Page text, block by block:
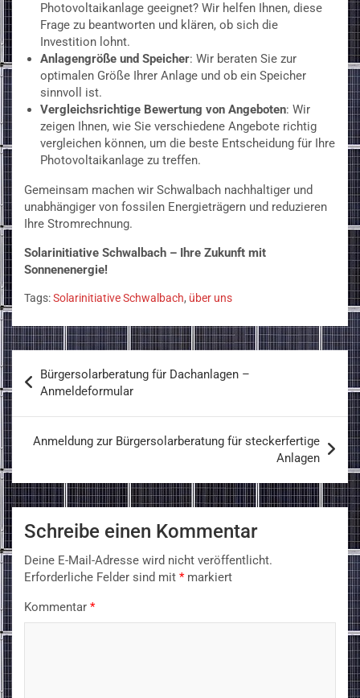
Photovoltaikanlage geeignet? Wir helfen Ihnen, diese
Frage zu beantworten und klären, ob sich die
Investition lohnt.
Anlagengröße und Speicher: Wir beraten Sie zur
optimalen Größe Ihrer Anlage und ob ein Speicher
sinnvoll ist.
Vergleichsrichtige Bewertung von Angeboten: Wir
zeigen Ihnen, wie Sie verschiedene Angebote richtig
vergleichen können, um die beste Entscheidung für Ihre
Photovoltaikanlage zu treffen.
Gemeinsam machen wir Schwalbach nachhaltiger und
unabhängiger von fossilen Energieträgern und reduzieren
Ihre Stromrechnung.
Solarinitiative Schwalbach – Ihre Zukunft mit
Sonnenenergie!
Tags:Solarinitiative Schwalbach, über uns
Beitragsnavigation
Bürgersolarberatung für Dachanlagen –
Anmeldeformular
Anmeldung zur Bürgersolarberatung für steckerfertige
Anlagen
Schreibe einen Kommentar
Deine E-Mail-Adresse wird nicht veröffentlicht.
Erforderliche Felder sind mit *markiert
Kommentar *